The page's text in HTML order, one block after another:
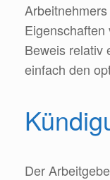
Beweis relativ
einfach den
Der